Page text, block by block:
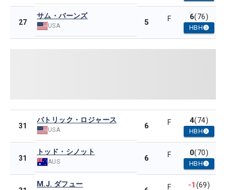
27
サム・バーンズ
USA 5 F 6(76)
HBH
31
パトリック・ロジャース
USA 6 F 4(74)
HBH
31
トッド・シノット
AUS 6 F 0(70)
HBH
M.J. ダフュー F -1(69)